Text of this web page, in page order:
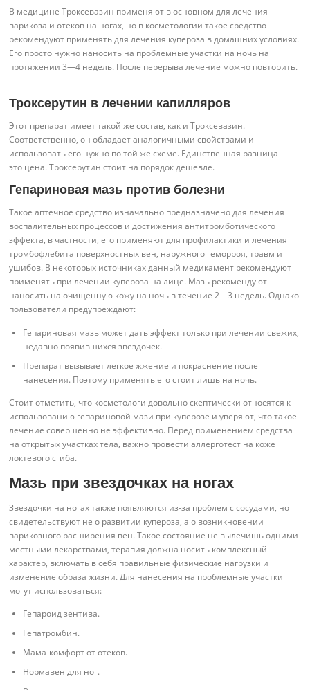
В медицине Троксевазин применяют в основном для лечения
варикоза и отеков на ногах, но в косметологии такое средство
рекомендуют применять для лечения купероза в домашних условиях.
Его просто нужно наносить на проблемные участки на ночь на
протяжении 3—4 недель. После перерыва лечение можно повторить.
Троксерутин в лечении капилляров
Этот препарат имеет такой же состав, как и Троксевазин.
Соответственно, он обладает аналогичными свойствами и
использовать его нужно по той же схеме. Единственная разница —
это цена. Троксерутин стоит на порядок дешевле.
Гепариновая мазь против болезни
Такое аптечное средство изначально предназначено для лечения
воспалительных процессов и достижения антитромботического
эффекта, в частности, его применяют для профилактики и лечения
тромбофлебита поверхностных вен, наружного геморроя, травм и
ушибов. В некоторых источниках данный медикамент рекомендуют
применять при лечении купероза на лице. Мазь рекомендуют
наносить на очищенную кожу на ночь в течение 2—3 недель. Однако
пользователи предупреждают:
Гепариновая мазь может дать эффект только при лечении свежих,
недавно появившихся звездочек.
Препарат вызывает легкое жжение и покраснение после
нанесения. Поэтому применять его стоит лишь на ночь.
Стоит отметить, что косметологи довольно скептически относятся к
использованию гепариновой мази при куперозе и уверяют, что такое
лечение совершенно не эффективно. Перед применением средства
на открытых участках тела, важно провести аллерготест на коже
локтевого сгиба.
Мазь при звездочках на ногах
Звездочки на ногах также появляются из-за проблем с сосудами, но
свидетельствуют не о развитии купероза, а о возникновении
варикозного расширения вен. Такое состояние не вылечишь одними
местными лекарствами, терапия должна носить комплексный
характер, включать в себя правильные физические нагрузки и
изменение образа жизни. Для нанесения на проблемные участки
могут использоваться:
Гепароид зентива.
Гепатромбин.
Мама-комфорт от отеков.
Нормавен для ног.